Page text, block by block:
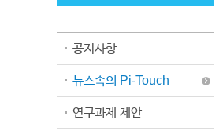
공지사항
뉴스속의 Pi-Touch
연구과제 제안